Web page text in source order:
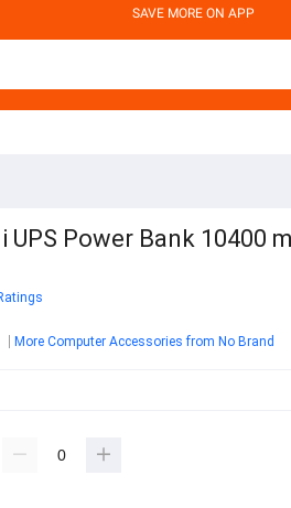
SAVE MORE ON APP
UPS Power Bank 10400
More Computer Accessories from No Brand